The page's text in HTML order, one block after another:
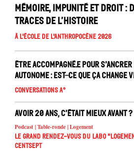
Mémoire, impunité et droit :
traces de l’histoire
À l'école de l'Anthropocène 2026
Être accompagné.e pour
autonome : est-ce que ça change
Conversations A°
Avoir 20 ans, c’était mieux avant ?
Podcast | Table-ronde | Logement
Le Grand Rendez-vous du Labo
Centsept